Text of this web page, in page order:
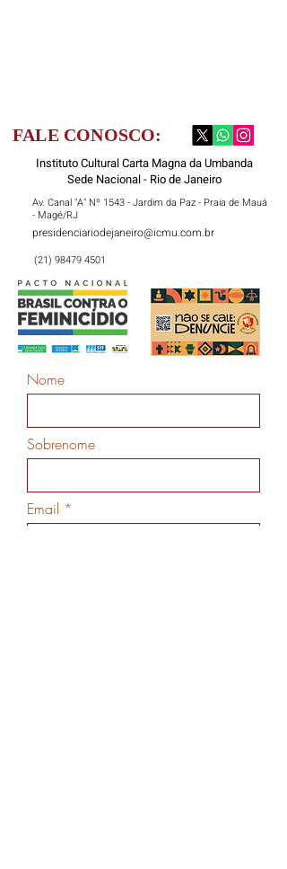
FALE CONOSCO:
Instituto Cultural Carta Magna da Umbanda
Sede Nacional - Rio de Janeiro
Av. Canal "A" Nº 1543 - Jardim da Paz - Praia de Mauá
- Magé/RJ
presidenciariodejaneiro@icmu.com.br
(21) 98479 4501
Nome
Sobrenome
Email